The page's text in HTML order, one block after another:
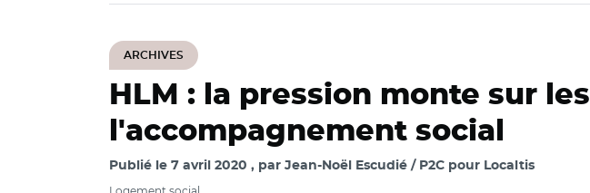
ARCHIVES
HLM : la pression monte sur
l'accompagnement social
Publié le 7 avril 2020 par Jean-Noël Escudié / P2C pour Localtis